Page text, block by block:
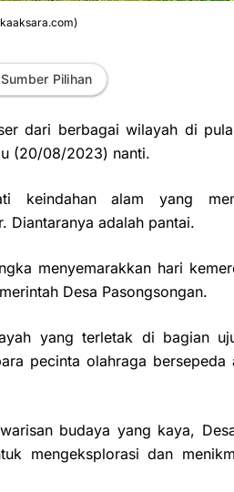
Pilihan
dari berbagai wilayah di
(20/08/2023) nanti.
keindahan alam yang
Diantaranya adalah pantai.
menyemarakkan hari
Desa Pasongsongan.
yang terletak di bagian
pecinta olahraga bersepeda
budaya yang kaya,
mengeksplorasi dan